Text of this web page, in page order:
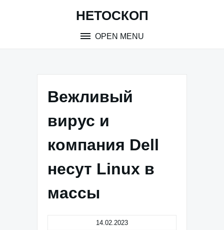
НЕТОСКОП
OPEN MENU
Вежливый
вирус и
компания Dell
несут Linux в
массы
14.02.2023